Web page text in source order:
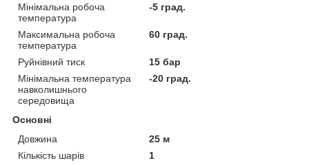
Мінімальна робоча
температура
-5 град.
Максимальна робоча
температура
60 град.
Руйнівний тиск
15 бар
Мінімальна температура
навколишнього
середовища
-20 град.
Основні
Довжина
25 м
Кількість шарів
1